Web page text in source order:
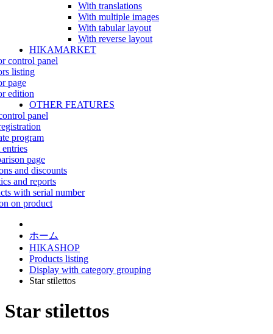
With translations
With multiple images
With tabular layout
With reverse layout
HIKAMARKET
control panel
listing
page
edition
OTHER FEATURES
panel
program
page
and discounts
and reports
with serial number
on product
ホーム
HIKASHOP
Products listing
Display with category grouping
Star stilettos
Star stilettos